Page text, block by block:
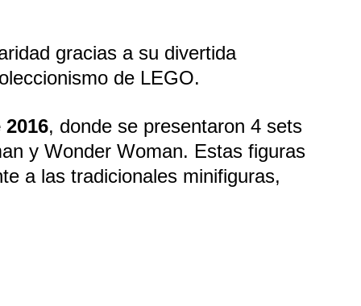
gracias a su divertida
de LEGO.
, donde se presentaron 4 sets
y Wonder Woman. Estas figuras
a las tradicionales minifiguras,